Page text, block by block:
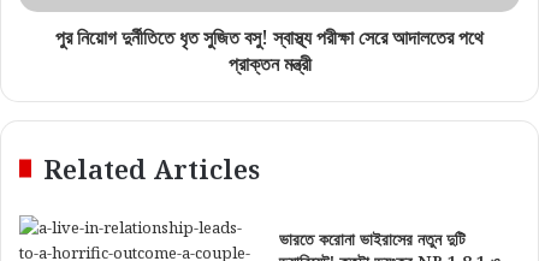
পুর নিয়োগ দুর্নীতিতে ধৃত সুজিত বসু! স্বাস্থ্য পরীক্ষা সেরে আদালতের পথে
প্রাক্তন মন্ত্রী
Related Articles
ভারতে করোনা ভাইরাসের নতুন দুটি